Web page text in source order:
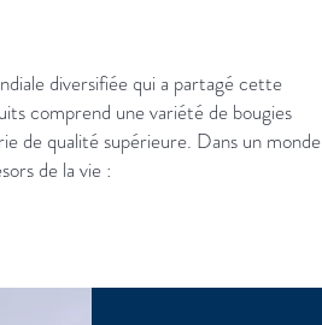
diversifiée qui a partagé cette
comprend une variété de bougies
de qualité supérieure. Dans un monde
de la vie :